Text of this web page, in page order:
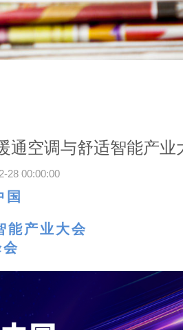
通空调与舒适智能产业
28 00:00:00
国
能产业大会